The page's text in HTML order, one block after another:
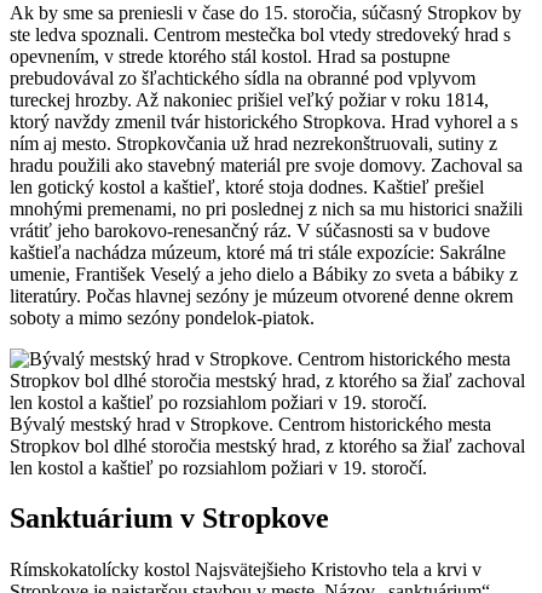
Ak by sme sa preniesli v čase do 15. storočia, súčasný Stropkov by
ste ledva spoznali. Centrom mestečka bol vtedy stredoveký hrad s
opevnením, v strede ktorého stál kostol. Hrad sa postupne
prebudovával zo šľachtického sídla na obranné pod vplyvom
tureckej hrozby. Až nakoniec prišiel veľký požiar v roku 1814,
ktorý navždy zmenil tvár historického Stropkova. Hrad vyhorel a s
ním aj mesto. Stropkovčania už hrad nezrekonštruovali, sutiny z
hradu použili ako stavebný materiál pre svoje domovy. Zachoval sa
len gotický kostol a kaštieľ, ktoré stoja dodnes. Kaštieľ prešiel
mnohými premenami, no pri poslednej z nich sa mu historici snažili
vrátiť jeho barokovo-renesančný ráz. V súčasnosti sa v budove
kaštieľa nachádza múzeum, ktoré má tri stále expozície: Sakrálne
umenie, František Veselý a jeho dielo a Bábiky zo sveta a bábiky z
literatúry. Počas hlavnej sezóny je múzeum otvorené denne okrem
soboty a mimo sezóny pondelok-piatok.
Bývalý mestský hrad v Stropkove. Centrom historického mesta
Stropkov bol dlhé storočia mestský hrad, z ktorého sa žiaľ zachoval
len kostol a kaštieľ po rozsiahlom požiari v 19. storočí.
Sanktuárium v Stropkove
Rímskokatolícky kostol Najsvätejšieho Kristovho tela a krvi v